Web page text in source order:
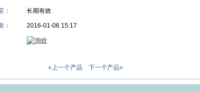
： 长期有效
： 2016-01-06 15:17
«上一个产品 下一个产品»